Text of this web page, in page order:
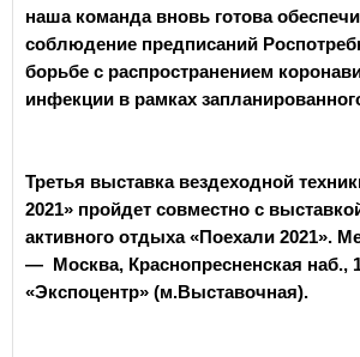
наша команда вновь готова
соблюдение предписаний
борьбе с распространением
инфекции в рамках
Третья выставка вездеходной
2021» пройдет совместно с
активного отдыха «Поехали 2021».
— Москва, Краснопресненская наб.,
«Экспоцентр» (м.Выставочная).